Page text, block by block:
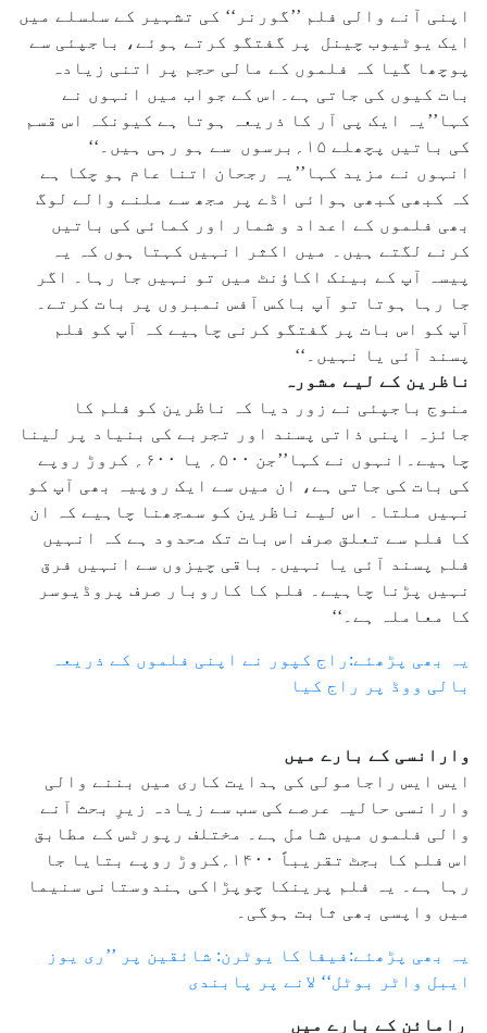
اپنی آنے والی فلم ’’گورنر‘‘ کی تشہیر کے سلسلے میں
ایک یوٹیوب چینل پر گفتگو کرتے ہوئے، باجپئی سے
پوچھا گیا کہ فلموں کے مالی حجم پر اتنی زیادہ
بات کیوں کی جاتی ہے۔اس کے جواب میں انہوں نے
کہا’’یہ ایک پی آر کا ذریعہ ہوتا ہے کیونکہ اس قسم
کی باتیں پچھلے ۱۵؍برسوں سے ہو رہی ہیں۔‘‘
انہوں نے مزید کہا’’یہ رجحان اتنا عام ہو چکا ہے
کہ کبھی کبھی ہوائی اڈے پر مجھ سے ملنے والے لوگ
بھی فلموں کے اعداد و شمار اور کمائی کی باتیں
کرنے لگتے ہیں۔ میں اکثر انہیں کہتا ہوں کہ یہ
پیسہ آپ کے بینک اکاؤنٹ میں تو نہیں جا رہا۔ اگر
جا رہا ہوتا تو آپ باکس آفس نمبروں پر بات کرتے۔
آپ کو اس بات پر گفتگو کرنی چاہیے کہ آپ کو فلم
پسند آئی یا نہیں۔‘‘
ناظرین کے لیے مشورہ
منوج باجپئی نے زور دیا کہ ناظرین کو فلم کا
جائزہ اپنی ذاتی پسند اور تجربے کی بنیاد پر لینا
چاہیے۔انہوں نے کہا’’جن ۵۰۰؍ یا ۶۰۰؍ کروڑ روپے
کی بات کی جاتی ہے، ان میں سے ایک روپیہ بھی آپ کو
نہیں ملتا۔ اس لیے ناظرین کو سمجھنا چاہیے کہ ان
کا فلم سے تعلق صرف اس بات تک محدود ہے کہ انہیں
فلم پسند آئی یا نہیں۔ باقی چیزوں سے انہیں فرق
نہیں پڑنا چاہیے۔ فلم کا کاروبار صرف پروڈیوسر
کا معاملہ ہے۔‘‘
یہ بھی پڑھئے:راج کپور نے اپنی فلموں کے ذریعہ
بالی ووڈ پر راج کیا
وارانسی کے بارے میں
ایس ایس راجامولی کی ہدایت کاری میں بننے والی
وارانسی حالیہ عرصے کی سب سے زیادہ زیرِ بحث آنے
والی فلموں میں شامل ہے۔ مختلف رپورٹس کے مطابق
اس فلم کا بجٹ تقریباً ۱۴۰۰؍کروڑ روپے بتایا جا
رہا ہے۔ یہ فلم پرینکا چوپڑاکی ہندوستانی سنیما
میں واپسی بھی ثابت ہوگی۔
یہ بھی پڑھئے:فیفا کا یوٹرن: شائقین پر ’’ری یوز
ایبل واٹر بوٹل‘‘ لانے پر پابندی
رامائن کے بارے میں